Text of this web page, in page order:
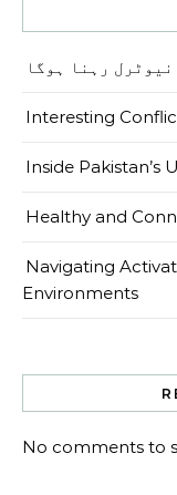
نیوٹرل رہنا ہوگا
Interesting
Inside Pakistan’s
Healthy and
Navigating
Environments
No comments to